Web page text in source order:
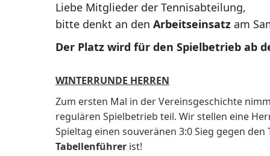
Liebe Mitglieder der Tennisabteilung,
bitte denkt an den Arbeitseinsatz am
Der Platz wird für den Spielbetrieb ab
WINTERRUNDE HERREN
Zum ersten Mal in der Vereinsgeschichte
regulären Spielbetrieb teil. Wir stellen eine
Spieltag einen souveränen 3:0 Sieg gegen
Tabellenführer ist!